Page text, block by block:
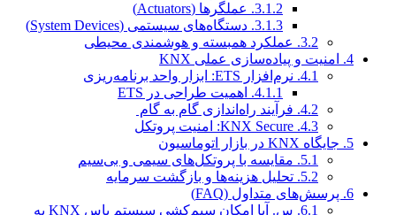
3.1.2. عملگرها (Actuators)
3.1.3. دستگاه‌های سیستمی (System Devices)
3.2. عملکرد همبسته و هوشمندی محیطی
4.
امنیت و پیاده‌سازی عملی KNX
4.1. نرم‌افزار ETS: ابزار واحد برنامه‌ریزی
4.1.1.
اهمیت طراحی در ETS
4.2. فرآیند راه‌اندازی گام به گام
4.3.
5. جایگاه KNX در بازار اتوماسیون
5.1. مقایسه با پروتکل‌های سیمی و بی‌سیم
5.2. تحلیل هزینه‌ها و بازگشت سرمایه
6. پرسش‌های متداول (FAQ)
6.1.
س. آیا امکان سیم‌کشی سیستم باس KNX به